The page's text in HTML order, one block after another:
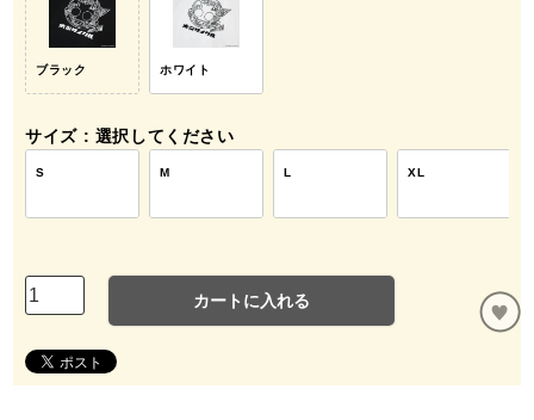
ブラック ホワイト
サイズ 選択してください
S M L XL
カートに入れる